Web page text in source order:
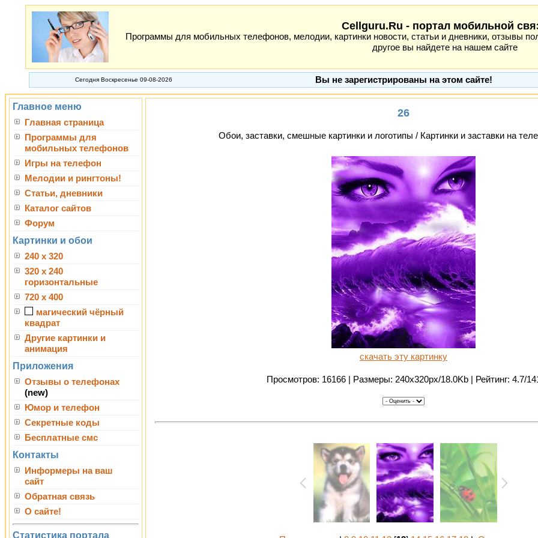
Cellguru.Ru - портал мобильной
Программы для мобильных телефонов, мелодии, картинки новости, статьи и дневники, отзывы
другое вы найдете на нашем сайте
Сегодня Воскресенье 09-08-2026 Вы не зарегистрированы на этом сайте!
Главное меню
Главная страница
Программы для
мобильных телефонов
Игры на телефон
Мелодии и рингтоны!
Статьи, дневники
Каталог сайтов
Форум
Картинки и обои
240 x 320
320 x 240
горизонтальные
720 x 400
магический чёрный
квадрат
Другие картинки и
анимация
Приложения
Отзывы о телефонах
(new)
Юмор и телефон
Секретные коды
Бесплатные смс
Контакты
Информеры на ваш
сайт
Обратная связь
О сайте!
Статистика портала
26
Обои, заставки, смешные картинки и логотипы / Картинки и заставки на
скачать эту картинку
Просмотров: 16166 | Размеры: 240x320px/18.0Kb | Рейтинг: 4.7/